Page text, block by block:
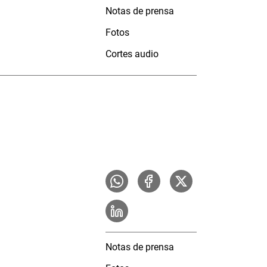
Notas de prensa
Fotos
Cortes audio
Notas de prensa